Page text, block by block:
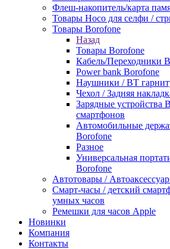
Флеш-накопитель/карта
Товары Hoco для селфи /
Товары Borofone
Назад
Товары Borofone
Кабель/Переходники
Power bank Borofone
Наушники / BT
Чехол / Задняя
Зарядные устройства
смартфонов
Автомобильные
Borofone
Разное
Универсальная
Borofone
Автотовары /
Смарт-часы / детский
умных часов
Ремешки для часов Apple
Новинки
Компания
Контакты